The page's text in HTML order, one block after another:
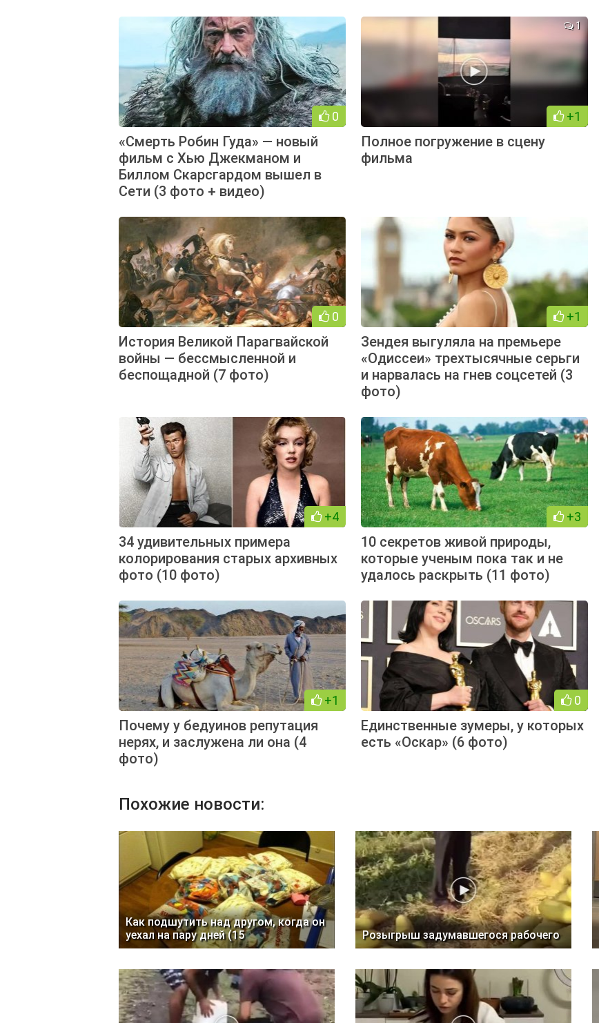
0
«Смерть Робин Гуда» — новый
фильм с Хью Джекманом и
Биллом Скарсгардом вышел в
Сети (3 фото + видео)
+1
1
Полное погружение в сцену
фильма
0
История Великой Парагвайской
войны — бессмысленной и
беспощадной (7 фото)
+1
Зендея выгуляла на премьере
«Одиссеи» трехтысячные серьги
и нарвалась на гнев соцсетей (3
фото)
+4
34 удивительных примера
колорирования старых архивных
фото (10 фото)
+3
10 секретов живой природы,
которые ученым пока так и не
удалось раскрыть (11 фото)
+1
Почему у бедуинов репутация
нерях, и заслужена ли она (4
фото)
0
Единственные зумеры, у которых
есть «Оскар» (6 фото)
Похожие новости:
Как подшутить над другом, когда он
уехал на пару дней (15
Розыгрыш задумавшегося рабочего